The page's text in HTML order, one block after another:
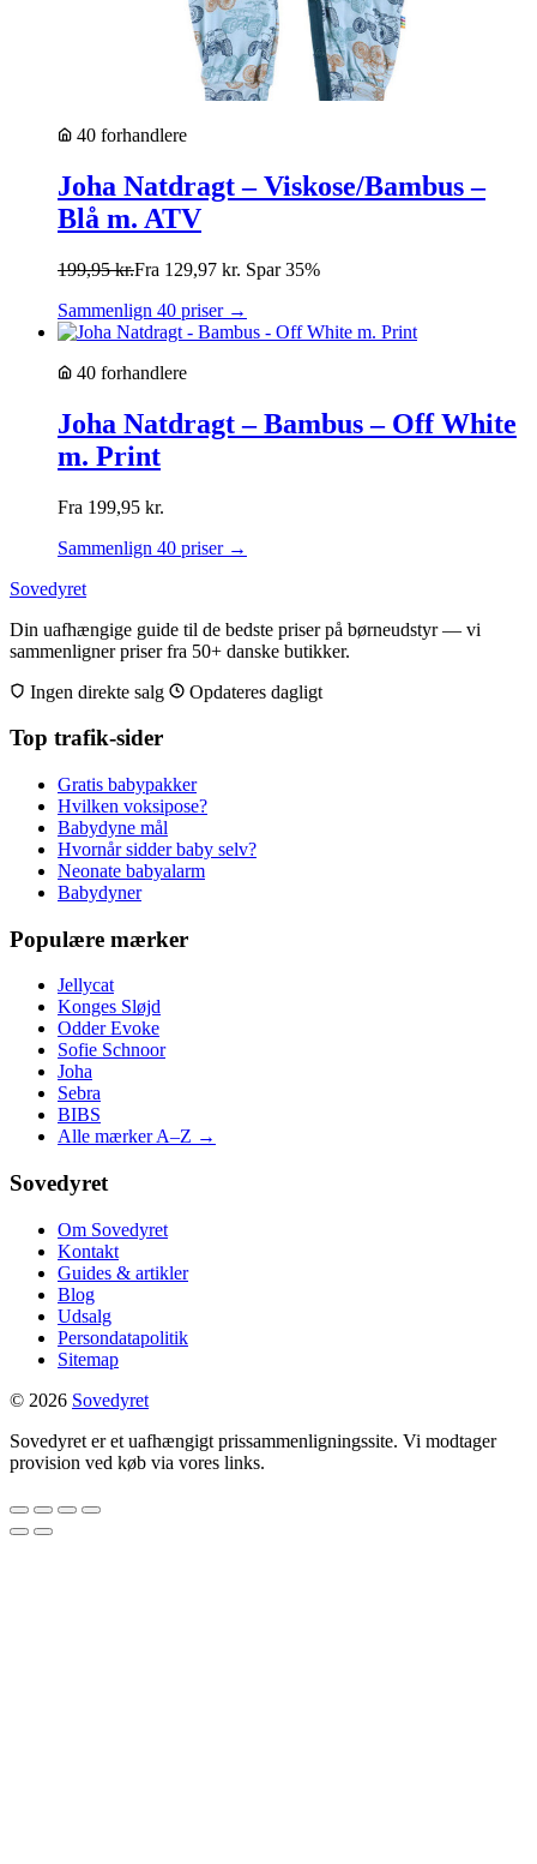
40 forhandlere
Joha Natdragt – Viskose/Bambus –
Blå m. ATV
199,95kr.Fra 129,97 kr. Spar 35%
Sammenlign 40 priser →
40 forhandlere
Joha Natdragt – Bambus – Off White
m. Print
Fra 199,95 kr.
Sammenlign 40 priser →
Sovedyret
Din uafhængige guide til de bedste priser på børneudstyr — vi
sammenligner priser fra 50+ danske butikker.
Ingen direkte salg
Opdateres dagligt
Top trafik-sider
Gratis babypakker
Hvilken voksipose?
Babydyne mål
Hvornår sidder baby selv?
Neonate babyalarm
Babydyner
Populære mærker
Jellycat
Konges Sløjd
Odder Evoke
Sofie Schnoor
Joha
Sebra
BIBS
Alle mærker A–Z →
Sovedyret
Om Sovedyret
Kontakt
Guides & artikler
Blog
Udsalg
Persondatapolitik
Sitemap
© 2026 Sovedyret
Sovedyret er et uafhængigt prissammenligningssite. Vi modtager
provision ved køb via vores links.